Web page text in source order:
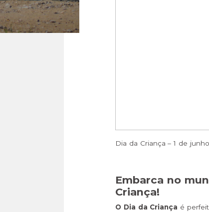
Dia da Criança – 1 de
Embarca no
Criança!
O Dia da Criança é